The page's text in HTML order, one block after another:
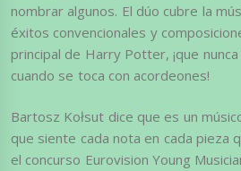
nombrar algunos. El dúo cubre la
éxitos convencionales y
principal de Harry Potter, ¡que
cuando se toca con acordeones!
Bartosz Kołsut dice que es un
que siente cada nota en cada pieza
el concurso Eurovision Young